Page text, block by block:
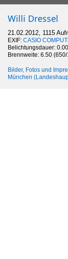
Willi Dressel
21.02.2012, 1115
EXIF: CASIO
Belichtungsdauer:
Brennweite: 6.50
Bilder, Fotos und
München